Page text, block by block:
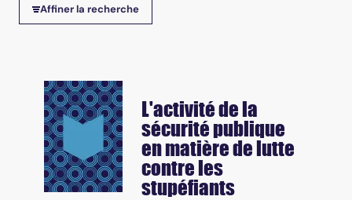
Affiner la recherche
L'activité de la
sécurité publique
en matière de lutte
contre les
stupéfiants